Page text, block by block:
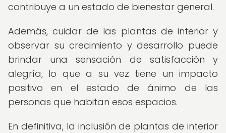
contribuye a un estado de bienestar general.
Además, cuidar de las plantas de interior y
observar su crecimiento y desarrollo puede
brindar una sensación de satisfacción y
alegría, lo que a su vez tiene un impacto
positivo en el estado de ánimo de las
personas que habitan esos espacios.
En definitiva, la inclusión de plantas de interior